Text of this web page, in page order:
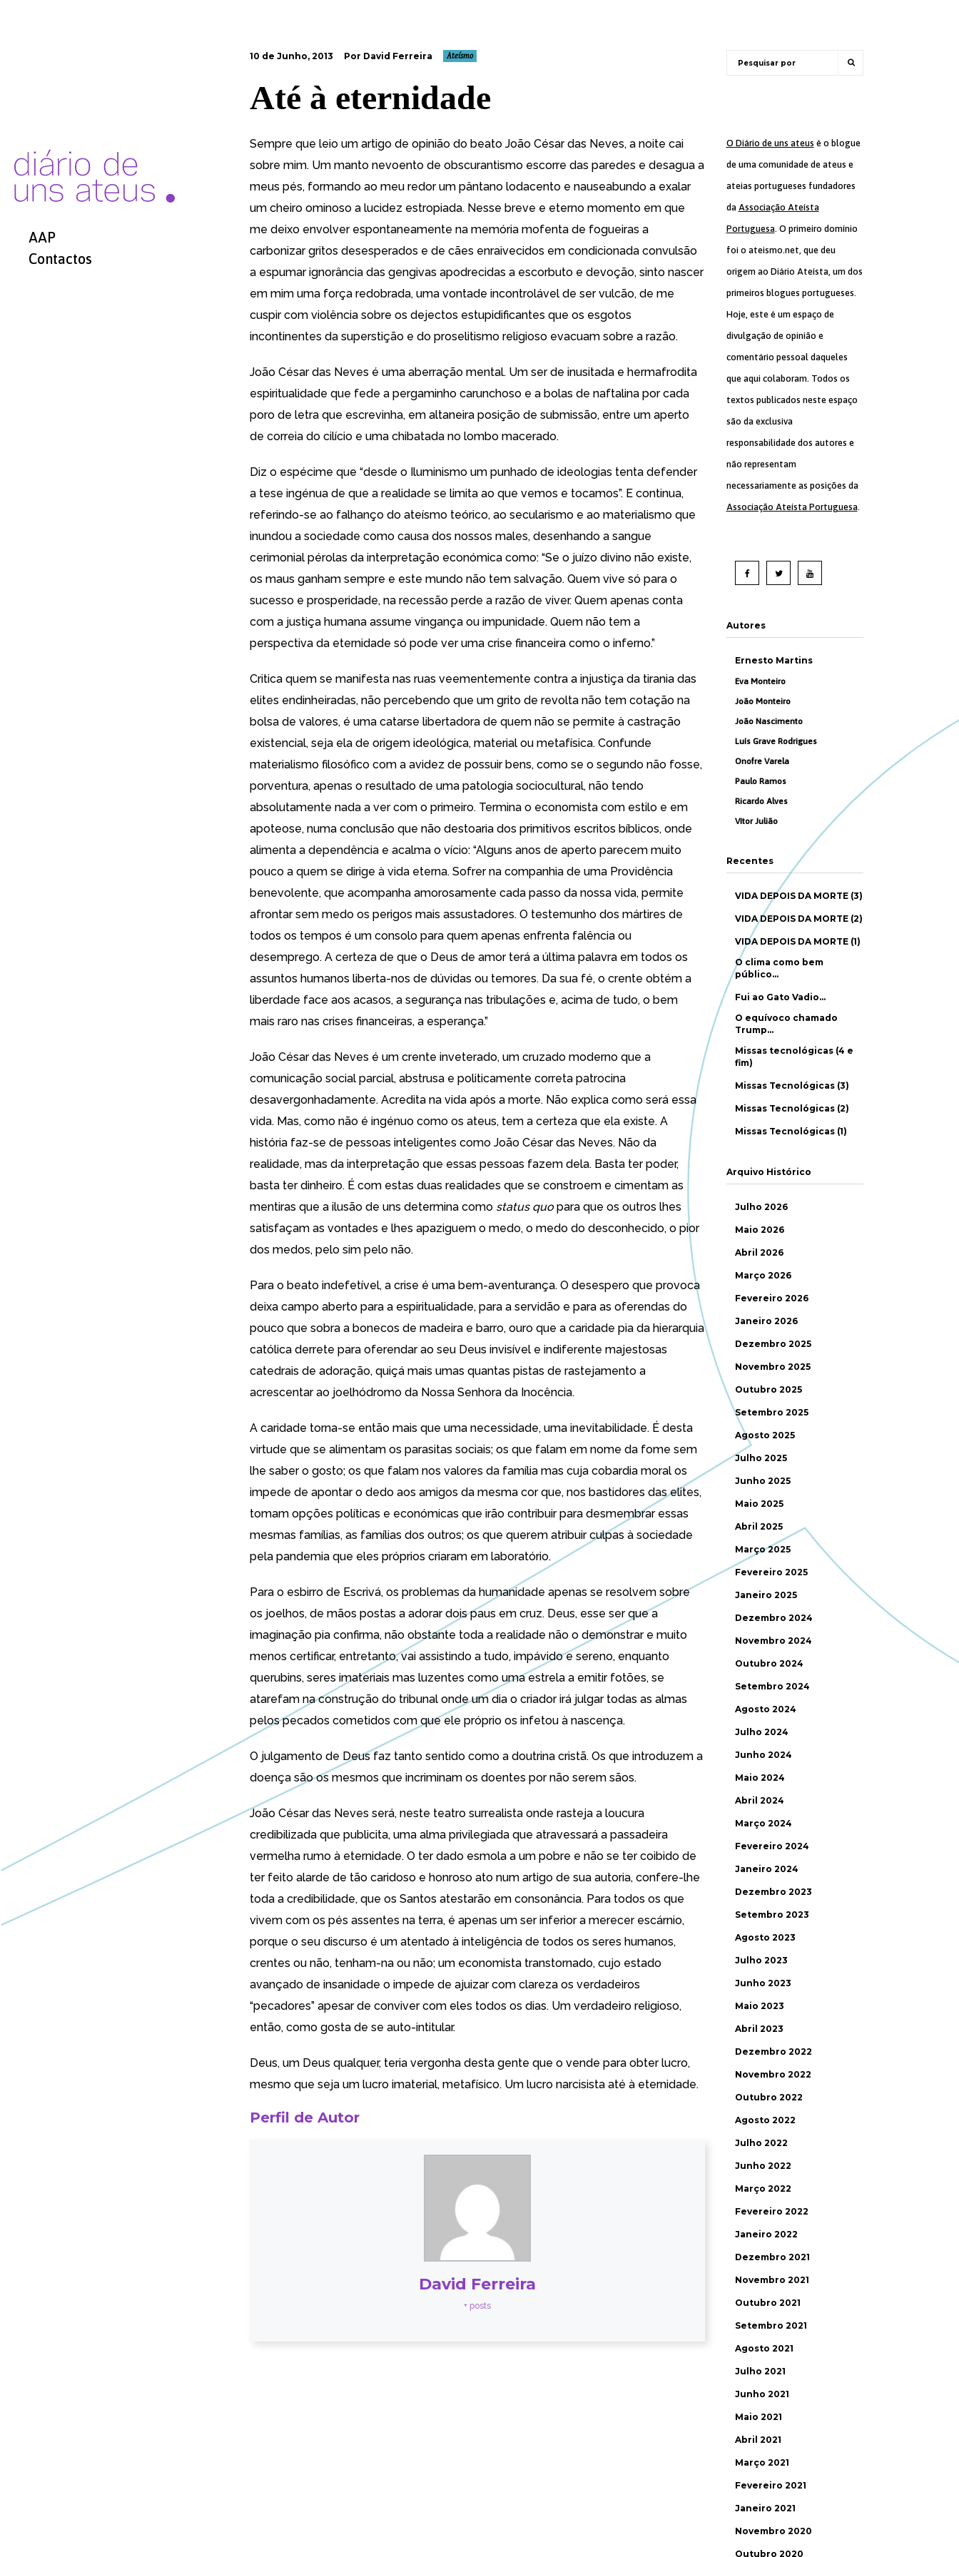
AAP
Contactos
10 de Junho, 2013 Por David Ferreira Ateísmo
Até à eternidade
Sempre que leio um artigo de opinião do beato João César das Neves, a noite cai
sobre mim. Um manto nevoento de obscurantismo escorre das paredes e desagua a
meus pés, formando ao meu redor um pântano lodacento e nauseabundo a exalar
um cheiro ominoso a lucidez estropiada. Nesse breve e eterno momento em que
me deixo envolver espontaneamente na memória mofenta de fogueiras a
carbonizar gritos desesperados e de cães enraivecidos em condicionada convulsão
a espumar ignorância das gengivas apodrecidas a escorbuto e devoção, sinto nascer
em mim uma força redobrada, uma vontade incontrolável de ser vulcão, de me
cuspir com violência sobre os dejectos estupidificantes que os esgotos
incontinentes da superstição e do proselitismo religioso evacuam sobre a razão.
João César das Neves é uma aberração mental. Um ser de inusitada e hermafrodita
espiritualidade que fede a pergaminho carunchoso e a bolas de naftalina por cada
poro de letra que escrevinha, em altaneira posição de submissão, entre um aperto
de correia do cilício e uma chibatada no lombo macerado.
Diz o espécime que “desde o Iluminismo um punhado de ideologias tenta defender
a tese ingénua de que a realidade se limita ao que vemos e tocamos”. E continua,
referindo-se ao falhanço do ateísmo teórico, ao secularismo e ao materialismo que
inundou a sociedade como causa dos nossos males, desenhando a sangue
cerimonial pérolas da interpretação económica como: “Se o juízo divino não existe,
os maus ganham sempre e este mundo não tem salvação. Quem vive só para o
sucesso e prosperidade, na recessão perde a razão de viver. Quem apenas conta
com a justiça humana assume vingança ou impunidade. Quem não tem a
perspectiva da eternidade só pode ver uma crise financeira como o inferno.”
Critica quem se manifesta nas ruas veementemente contra a injustiça da tirania das
elites endinheiradas, não percebendo que um grito de revolta não tem cotação na
bolsa de valores, é uma catarse libertadora de quem não se permite à castração
existencial, seja ela de origem ideológica, material ou metafísica. Confunde
materialismo filosófico com a avidez de possuir bens, como se o segundo não fosse,
porventura, apenas o resultado de uma patologia sociocultural, não tendo
absolutamente nada a ver com o primeiro. Termina o economista com estilo e em
apoteose, numa conclusão que não destoaria dos primitivos escritos bíblicos, onde
alimenta a dependência e acalma o vício: “Alguns anos de aperto parecem muito
pouco a quem se dirige à vida eterna. Sofrer na companhia de uma Providência
benevolente, que acompanha amorosamente cada passo da nossa vida, permite
afrontar sem medo os perigos mais assustadores. O testemunho dos mártires de
todos os tempos é um consolo para quem apenas enfrenta falência ou
desemprego. A certeza de que o Deus de amor terá a última palavra em todos os
assuntos humanos liberta-nos de dúvidas ou temores. Da sua fé, o crente obtém a
liberdade face aos acasos, a segurança nas tribulações e, acima de tudo, o bem
mais raro nas crises financeiras, a esperança.”
João César das Neves é um crente inveterado, um cruzado moderno que a
comunicação social parcial, abstrusa e politicamente correta patrocina
desavergonhadamente. Acredita na vida após a morte. Não explica como será essa
vida. Mas, como não é ingénuo como os ateus, tem a certeza que ela existe. A
história faz-se de pessoas inteligentes como João César das Neves. Não da
realidade, mas da interpretação que essas pessoas fazem dela. Basta ter poder,
basta ter dinheiro. É com estas duas realidades que se constroem e cimentam as
mentiras que a ilusão de uns determina como status quopara que os outros lhes
satisfaçam as vontades e lhes apaziguem o medo, o medo do desconhecido, o pior
dos medos, pelo sim pelo não.
Para o beato indefetível, a crise é uma bem-aventurança. O desespero que provoca
deixa campo aberto para a espiritualidade, para a servidão e para as oferendas do
pouco que sobra a bonecos de madeira e barro, ouro que a caridade pia da hierarquia
católica derrete para oferendar ao seu Deus invisível e indiferente majestosas
catedrais de adoração, quiçá mais umas quantas pistas de rastejamento a
acrescentar ao joelhódromo da Nossa Senhora da Inocência.
A caridade torna-se então mais que uma necessidade, uma inevitabilidade. É desta
virtude que se alimentam os parasitas sociais; os que falam em nome da fome sem
lhe saber o gosto; os que falam nos valores da família mas cuja cobardia moral os
impede de apontar o dedo aos amigos da mesma cor que, nos bastidores das elites,
tomam opções políticas e económicas que irão contribuir para desmembrar essas
mesmas famílias, as famílias dos outros; os que querem atribuir culpas à sociedade
pela pandemia que eles próprios criaram em laboratório.
Para o esbirro de Escrivá, os problemas da humanidade apenas se resolvem sobre
os joelhos, de mãos postas a adorar dois paus em cruz. Deus, esse ser que a
imaginação pia confirma, não obstante toda a realidade não o demonstrar e muito
menos certificar, entretanto, vai assistindo a tudo, impávido e sereno, enquanto
querubins, seres imateriais mas luzentes como uma estrela a emitir fotões, se
atarefam na construção do tribunal onde um dia o criador irá julgar todas as almas
pelos pecados cometidos com que ele próprio os infetou à nascença.
O julgamento de Deus faz tanto sentido como a doutrina cristã. Os que introduzem a
doença são os mesmos que incriminam os doentes por não serem sãos.
João César das Neves será, neste teatro surrealista onde rasteja a loucura
credibilizada que publicita, uma alma privilegiada que atravessará a passadeira
vermelha rumo à eternidade. O ter dado esmola a um pobre e não se ter coibido de
ter feito alarde de tão caridoso e honroso ato num artigo de sua autoria, confere-lhe
toda a credibilidade, que os Santos atestarão em consonância. Para todos os que
vivem com os pés assentes na terra, é apenas um ser inferior a merecer escárnio,
porque o seu discurso é um atentado à inteligência de todos os seres humanos,
crentes ou não, tenham-na ou não; um economista transtornado, cujo estado
avançado de insanidade o impede de ajuizar com clareza os verdadeiros
“pecadores” apesar de conviver com eles todos os dias. Um verdadeiro religioso,
então, como gosta de se auto-intitular.
Deus, um Deus qualquer, teria vergonha desta gente que o vende para obter lucro,
mesmo que seja um lucro imaterial, metafísico. Um lucro narcisista até à eternidade.
Perfil de Autor
David Ferreira
+ posts
O Diário de uns ateus é o blogue
de uma comunidade de ateus e
ateias portugueses fundadores
da Associação Ateísta
Portuguesa. O primeiro domínio
foi o ateismo.net, que deu
origem ao Diário Ateísta, um dos
primeiros blogues portugueses.
Hoje, este é um espaço de
divulgação de opinião e
comentário pessoal daqueles
que aqui colaboram. Todos os
textos publicados neste espaço
são da exclusiva
responsabilidade dos autores e
não representam
necessariamente as posições da
Associação Ateísta Portuguesa.
Autores
Ernesto Martins
Eva Monteiro
João Monteiro
João Nascimento
Luís Grave Rodrigues
Onofre Varela
Paulo Ramos
Ricardo Alves
Vítor Julião
Recentes
VIDA DEPOIS DA MORTE (3)
VIDA DEPOIS DA MORTE (2)
VIDA DEPOIS DA MORTE (1)
O clima como bem
público…
Fui ao Gato Vadio…
O equívoco chamado
Trump…
Missas tecnológicas (4 e
fim)
Missas Tecnológicas (3)
Missas Tecnológicas (2)
Missas Tecnológicas (1)
Arquivo Histórico
Julho 2026
Maio 2026
Abril 2026
Março 2026
Fevereiro 2026
Janeiro 2026
Dezembro 2025
Novembro 2025
Outubro 2025
Setembro 2025
Agosto 2025
Julho 2025
Junho 2025
Maio 2025
Abril 2025
Março 2025
Fevereiro 2025
Janeiro 2025
Dezembro 2024
Novembro 2024
Outubro 2024
Setembro 2024
Agosto 2024
Julho 2024
Junho 2024
Maio 2024
Abril 2024
Março 2024
Fevereiro 2024
Janeiro 2024
Dezembro 2023
Setembro 2023
Agosto 2023
Julho 2023
Junho 2023
Maio 2023
Abril 2023
Dezembro 2022
Novembro 2022
Outubro 2022
Agosto 2022
Julho 2022
Junho 2022
Março 2022
Fevereiro 2022
Janeiro 2022
Dezembro 2021
Novembro 2021
Outubro 2021
Setembro 2021
Agosto 2021
Julho 2021
Junho 2021
Maio 2021
Abril 2021
Março 2021
Fevereiro 2021
Janeiro 2021
Novembro 2020
Outubro 2020